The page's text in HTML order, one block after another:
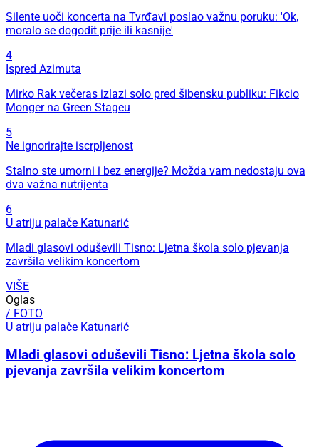
Silente uoči koncerta na Tvrđavi poslao važnu poruku: 'Ok,
moralo se dogodit prije ili kasnije'
4
Ispred Azimuta
Mirko Rak večeras izlazi solo pred šibensku publiku: Fikcio
Monger na Green Stageu
5
Ne ignorirajte iscrpljenost
Stalno ste umorni i bez energije? Možda vam nedostaju ova
dva važna nutrijenta
6
U atriju palače Katunarić
Mladi glasovi oduševili Tisno: Ljetna škola solo pjevanja
završila velikim koncertom
VIŠE
Oglas
/ FOTO
U atriju palače Katunarić
Mladi glasovi oduševili Tisno: Ljetna škola solo
pjevanja završila velikim koncertom